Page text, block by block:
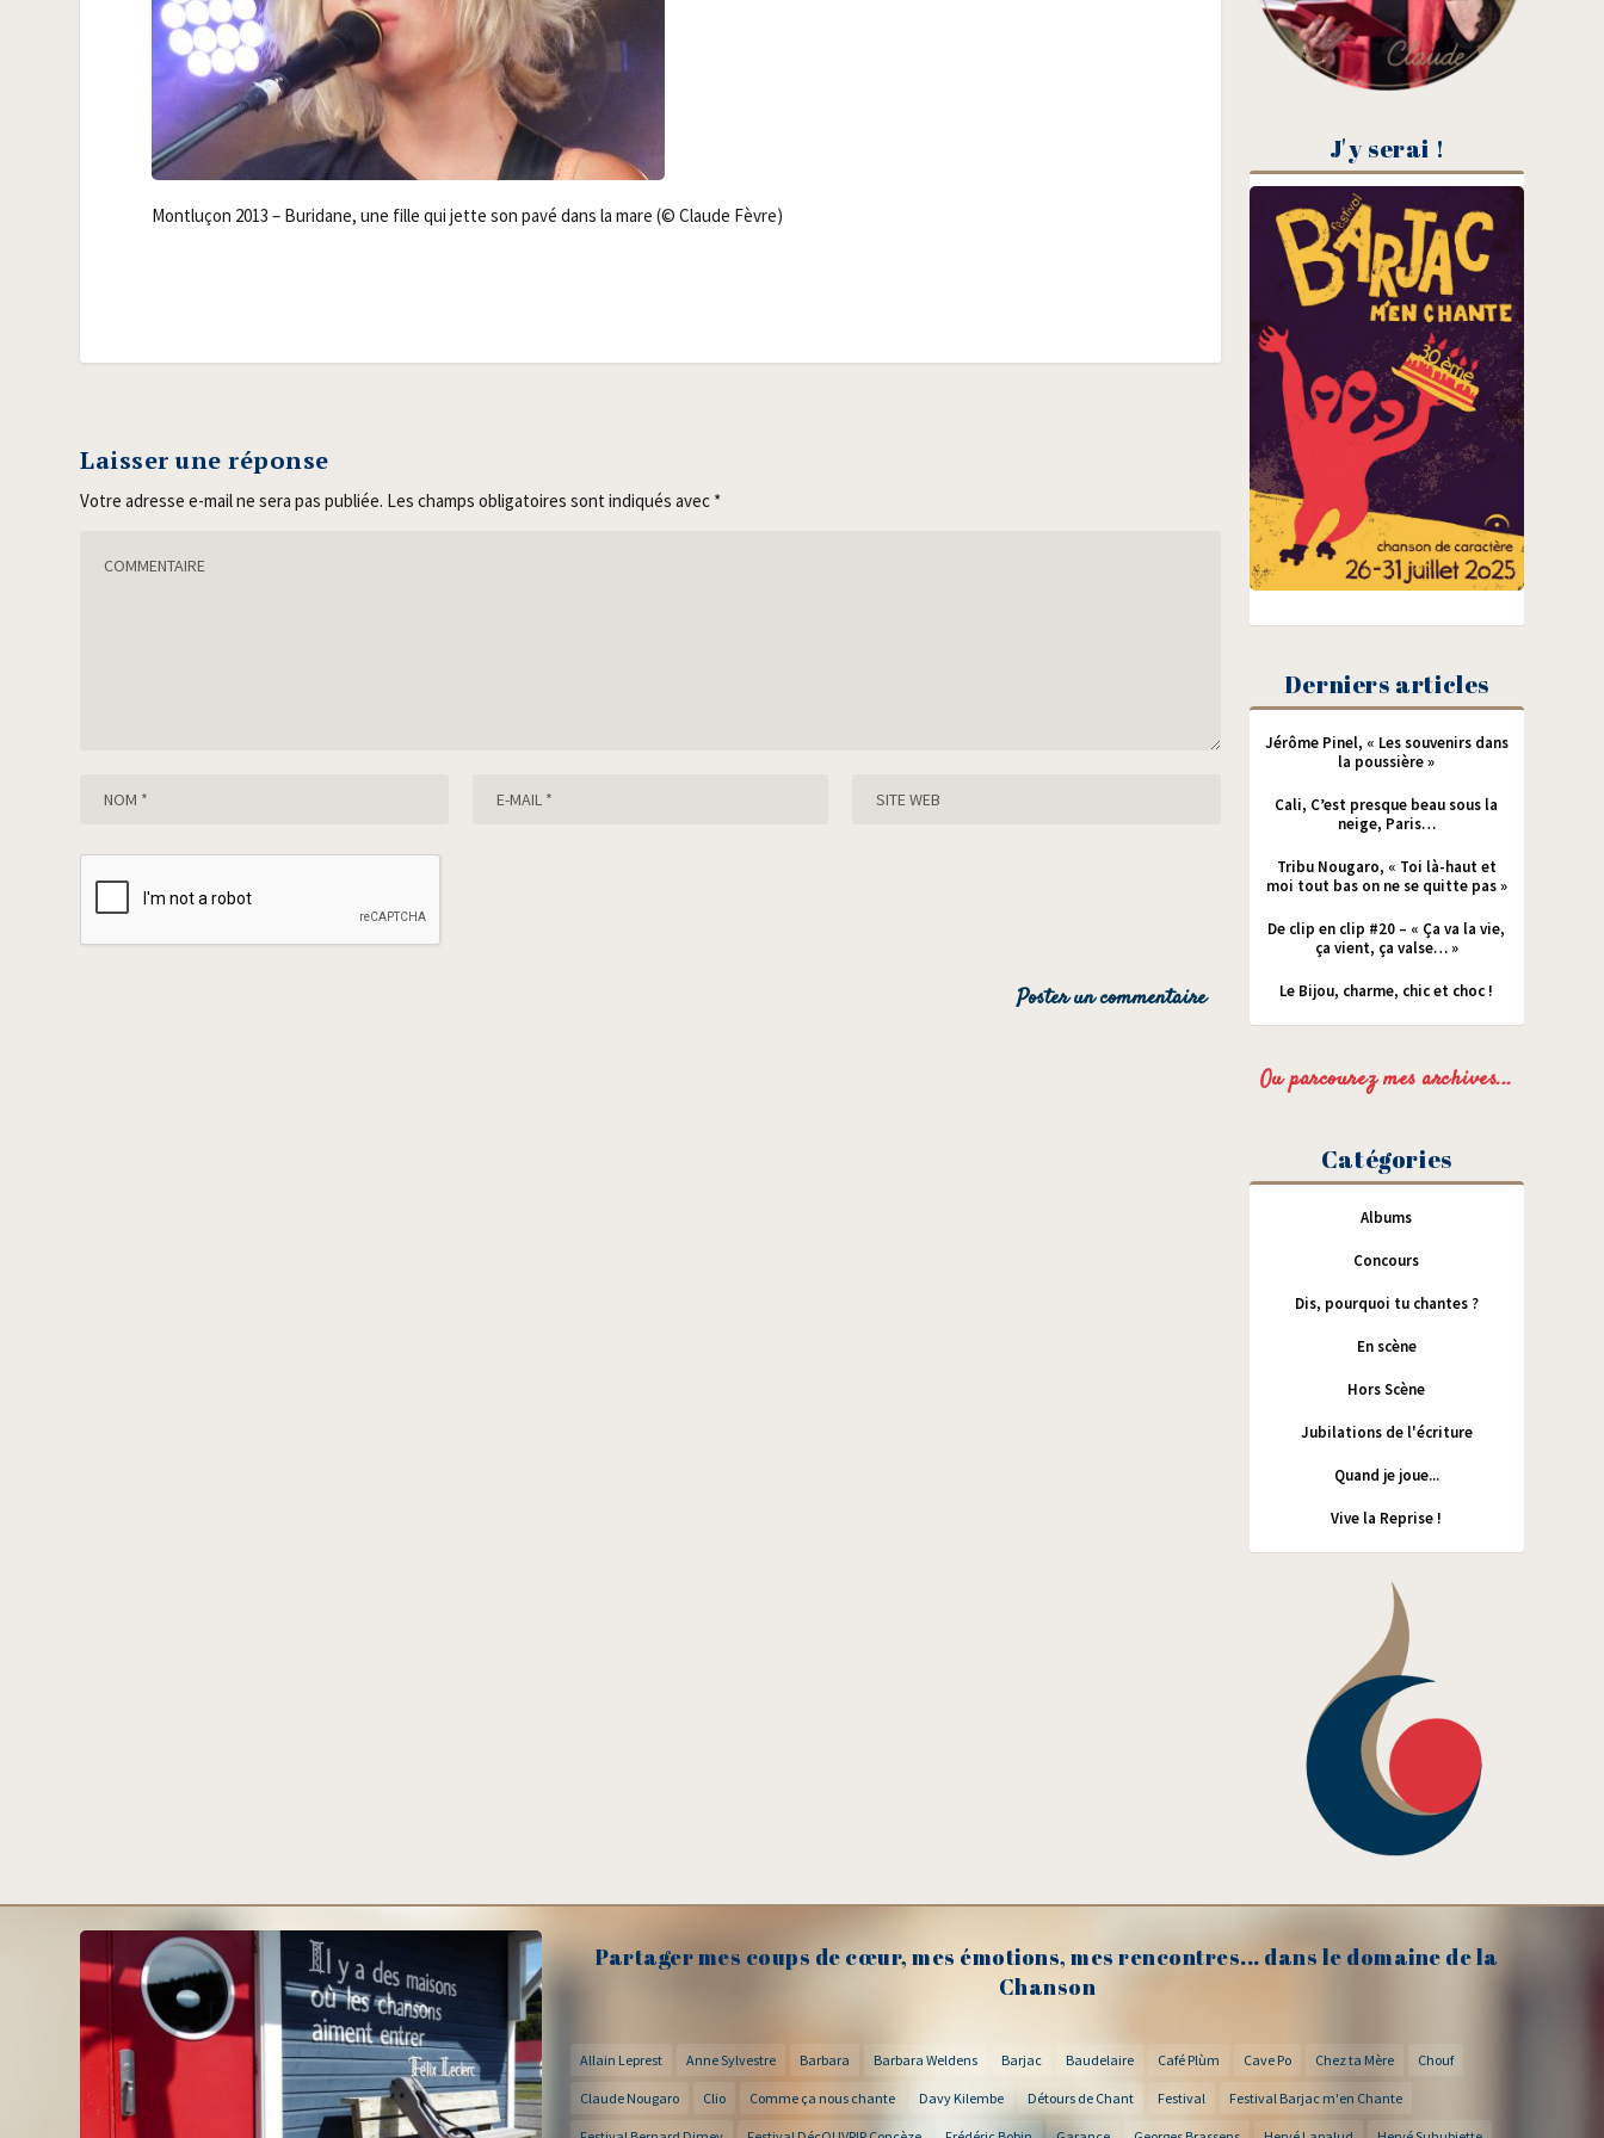
Mont­lu­çon 2013 – Buri­dane, une fille qui jette son pavé dans la mare (© Claude Fèvre)
Laisser une réponse
Votre adresse e-mail ne sera pas publiée. Les champs obligatoires sont indiqués avec *
J'y serai !
Derniers articles
Jérôme Pinel, « Les souvenirs dans
la poussière »
Cali, C’est presque beau sous la
neige, Paris…
Tribu Nougaro, « Toi là-haut et
moi tout bas on ne se quitte pas »
De clip en clip #20 – « Ça va la vie,
ça vient, ça valse… »
Le Bijou, charme, chic et choc !
Ou parcourez mes archives...
Catégories
Albums
Concours
Dis, pourquoi tu chantes ?
En scène
Hors Scène
Jubilations de l'écriture
Quand je joue...
Vive la Reprise !
Partager mes coups de cœur, mes émotions, mes rencontres... dans le domaine de la
Chanson
Allain Leprest Anne Sylvestre Barbara Barbara Weldens Barjac Baudelaire Café Plùm Cave Po Chez ta Mère Chouf
Claude Nougaro Clio Comme ça nous chante Davy Kilembe Détours de Chant Festival Festival Barjac m'en Chante